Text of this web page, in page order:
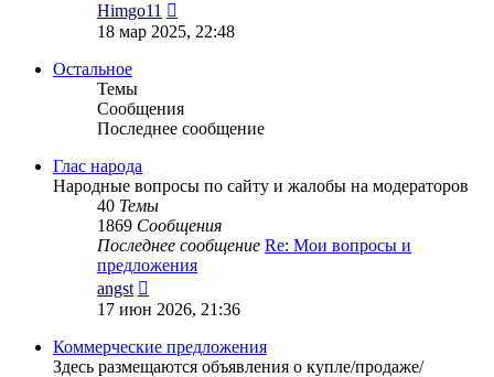
Himgo11
к
18 мар 2025, 22:48
Остальное
Темы
Сообщения
Последнее сообщение
Глас народа
Народные вопросы по сайту и жалобы на модераторов
40 Темы
1869 Сообщения
Последнее сообщение Re: Мои вопросы и
предложения
angst
к
сообщению
17 июн 2026, 21:36
Коммерческие предложения
Здесь размещаются объявления о купле/продаже/